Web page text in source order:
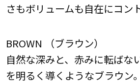
さもボリュームも自在にコン
BROWN （ブラウン）
自然な深みと、赤みに転ばな
を明るく導くようなブラウン